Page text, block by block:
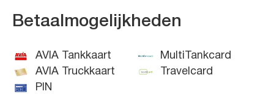
Betaalmogelijkheden
AVIA Tankkaart
AVIA Truckkaart
PIN
MultiTankcard
Travelcard